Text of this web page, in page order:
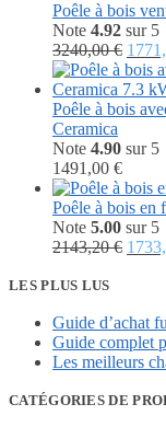
Poêle à bois
Note 4.92 sur 5
3240,00€ Le
prix
initial
était :
Poêle à bois
Ceramica
Note 4.90 sur 5
1491,00 €
Poêle à bois
Note 5.00 sur 5
2143,20€ Le
LES PLUS LUS
Guide d’achat
Guide complet
Les meilleurs
CATÉGORIES DE